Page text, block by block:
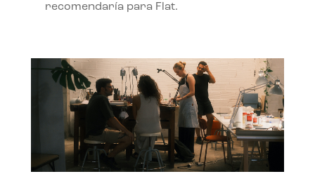
recomendaría para Flat.